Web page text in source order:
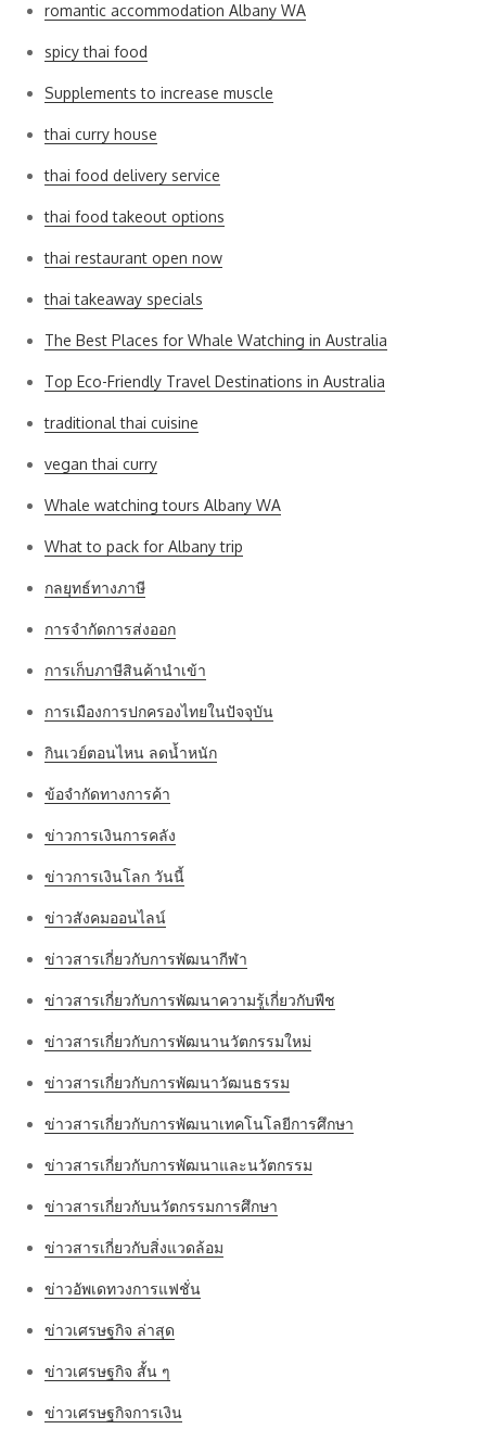
romantic accommodation Albany WA
spicy thai food
Supplements to increase muscle
thai curry house
thai food delivery service
thai food takeout options
thai restaurant open now
thai takeaway specials
The Best Places for Whale Watching in Australia
Top Eco-Friendly Travel Destinations in Australia
traditional thai cuisine
vegan thai curry
Whale watching tours Albany WA
What to pack for Albany trip
กลยุทธ์ทางภาษี
การจำกัดการส่งออก
การเก็บภาษีสินค้านำเข้า
การเมืองการปกครองไทยในปัจจุบัน
กินเวย์ตอนไหน ลดน้ำหนัก
ข้อจำกัดทางการค้า
ข่าวการเงินการคลัง
ข่าวการเงินโลก วันนี้
ข่าวสังคมออนไลน์
ข่าวสารเกี่ยวกับการพัฒนากีฬา
ข่าวสารเกี่ยวกับการพัฒนาความรู้เกี่ยวกับพืช
ข่าวสารเกี่ยวกับการพัฒนานวัตกรรมใหม่
ข่าวสารเกี่ยวกับการพัฒนาวัฒนธรรม
ข่าวสารเกี่ยวกับการพัฒนาเทคโนโลยีการศึกษา
ข่าวสารเกี่ยวกับการพัฒนาและนวัตกรรม
ข่าวสารเกี่ยวกับนวัตกรรมการศึกษา
ข่าวสารเกี่ยวกับสิ่งแวดล้อม
ข่าวอัพเดทวงการแฟชั่น
ข่าวเศรษฐกิจ ล่าสุด
ข่าวเศรษฐกิจ สั้น ๆ
ข่าวเศรษฐกิจการเงิน